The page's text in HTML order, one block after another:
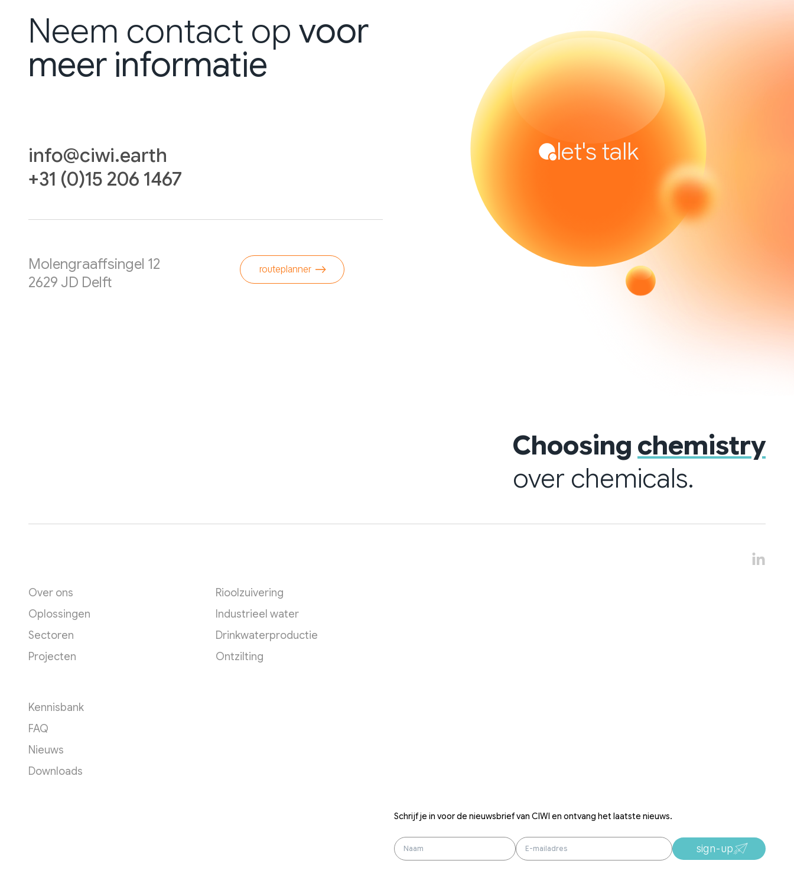
Neem contact op voor
meer informatie
info@ciwi.earth
+31 (0)15 206 1467
Molengraaffsingel 12
2629 JD Delft
routeplanner
let's talk
Choosing chemistry
over chemicals.
Over ons
Oplossingen
Sectoren
Projecten
Rioolzuivering
Industrieel water
Drinkwaterproductie
Ontzilting
Kennisbank
FAQ
Nieuws
Downloads
Schrijf je in voor de nieuwsbrief van CIWI en ontvang het laatste nieuws.
sign-up